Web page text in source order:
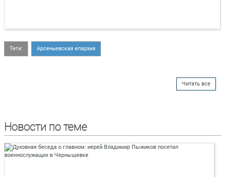
Теги: Арсеньевская епархия
Читать все
Новости по теме